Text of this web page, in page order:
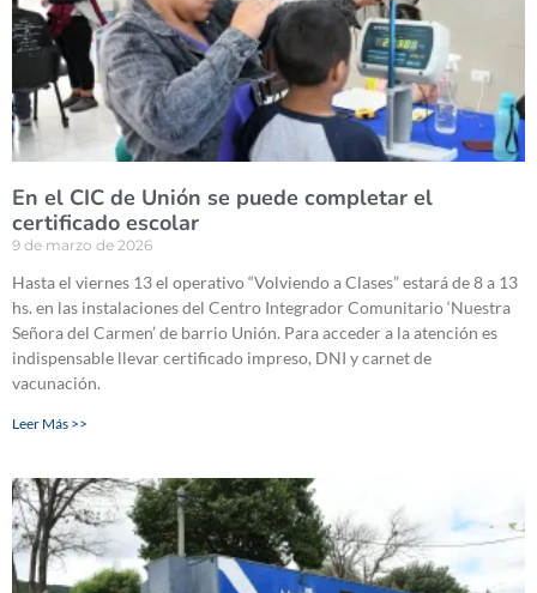
En el CIC de Unión se puede completar el
certificado escolar
9 de marzo de 2026
Hasta el viernes 13 el operativo “Volviendo a Clases” estará de 8 a 13
hs. en las instalaciones del Centro Integrador Comunitario ‘Nuestra
Señora del Carmen’ de barrio Unión. Para acceder a la atención es
indispensable llevar certificado impreso, DNI y carnet de
vacunación.
Leer Más >>